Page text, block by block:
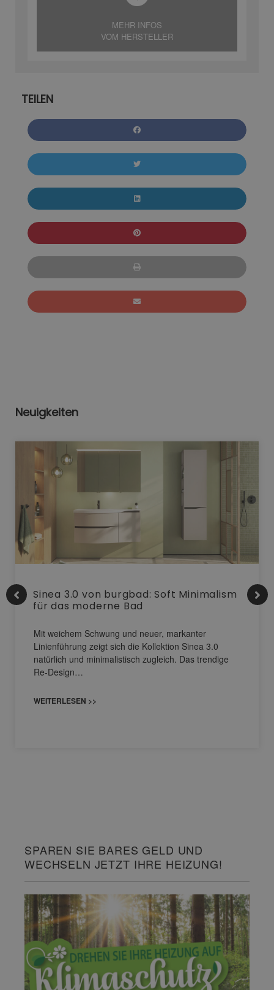
MEHR INFOS
VOM HERSTELLER
TEILEN
Neuigkeiten
Sinea 3.0 von burgbad: Soft Minimalism
für das moderne Bad
Mit weichem Schwung und neuer, markanter
Linienführung zeigt sich die Kollektion Sinea 3.0
natürlich und minimalistisch zugleich. Das trendige
Re-Design…
WEITERLESEN >>
SPAREN SIE BARES GELD UND
WECHSELN JETZT IHRE HEIZUNG!